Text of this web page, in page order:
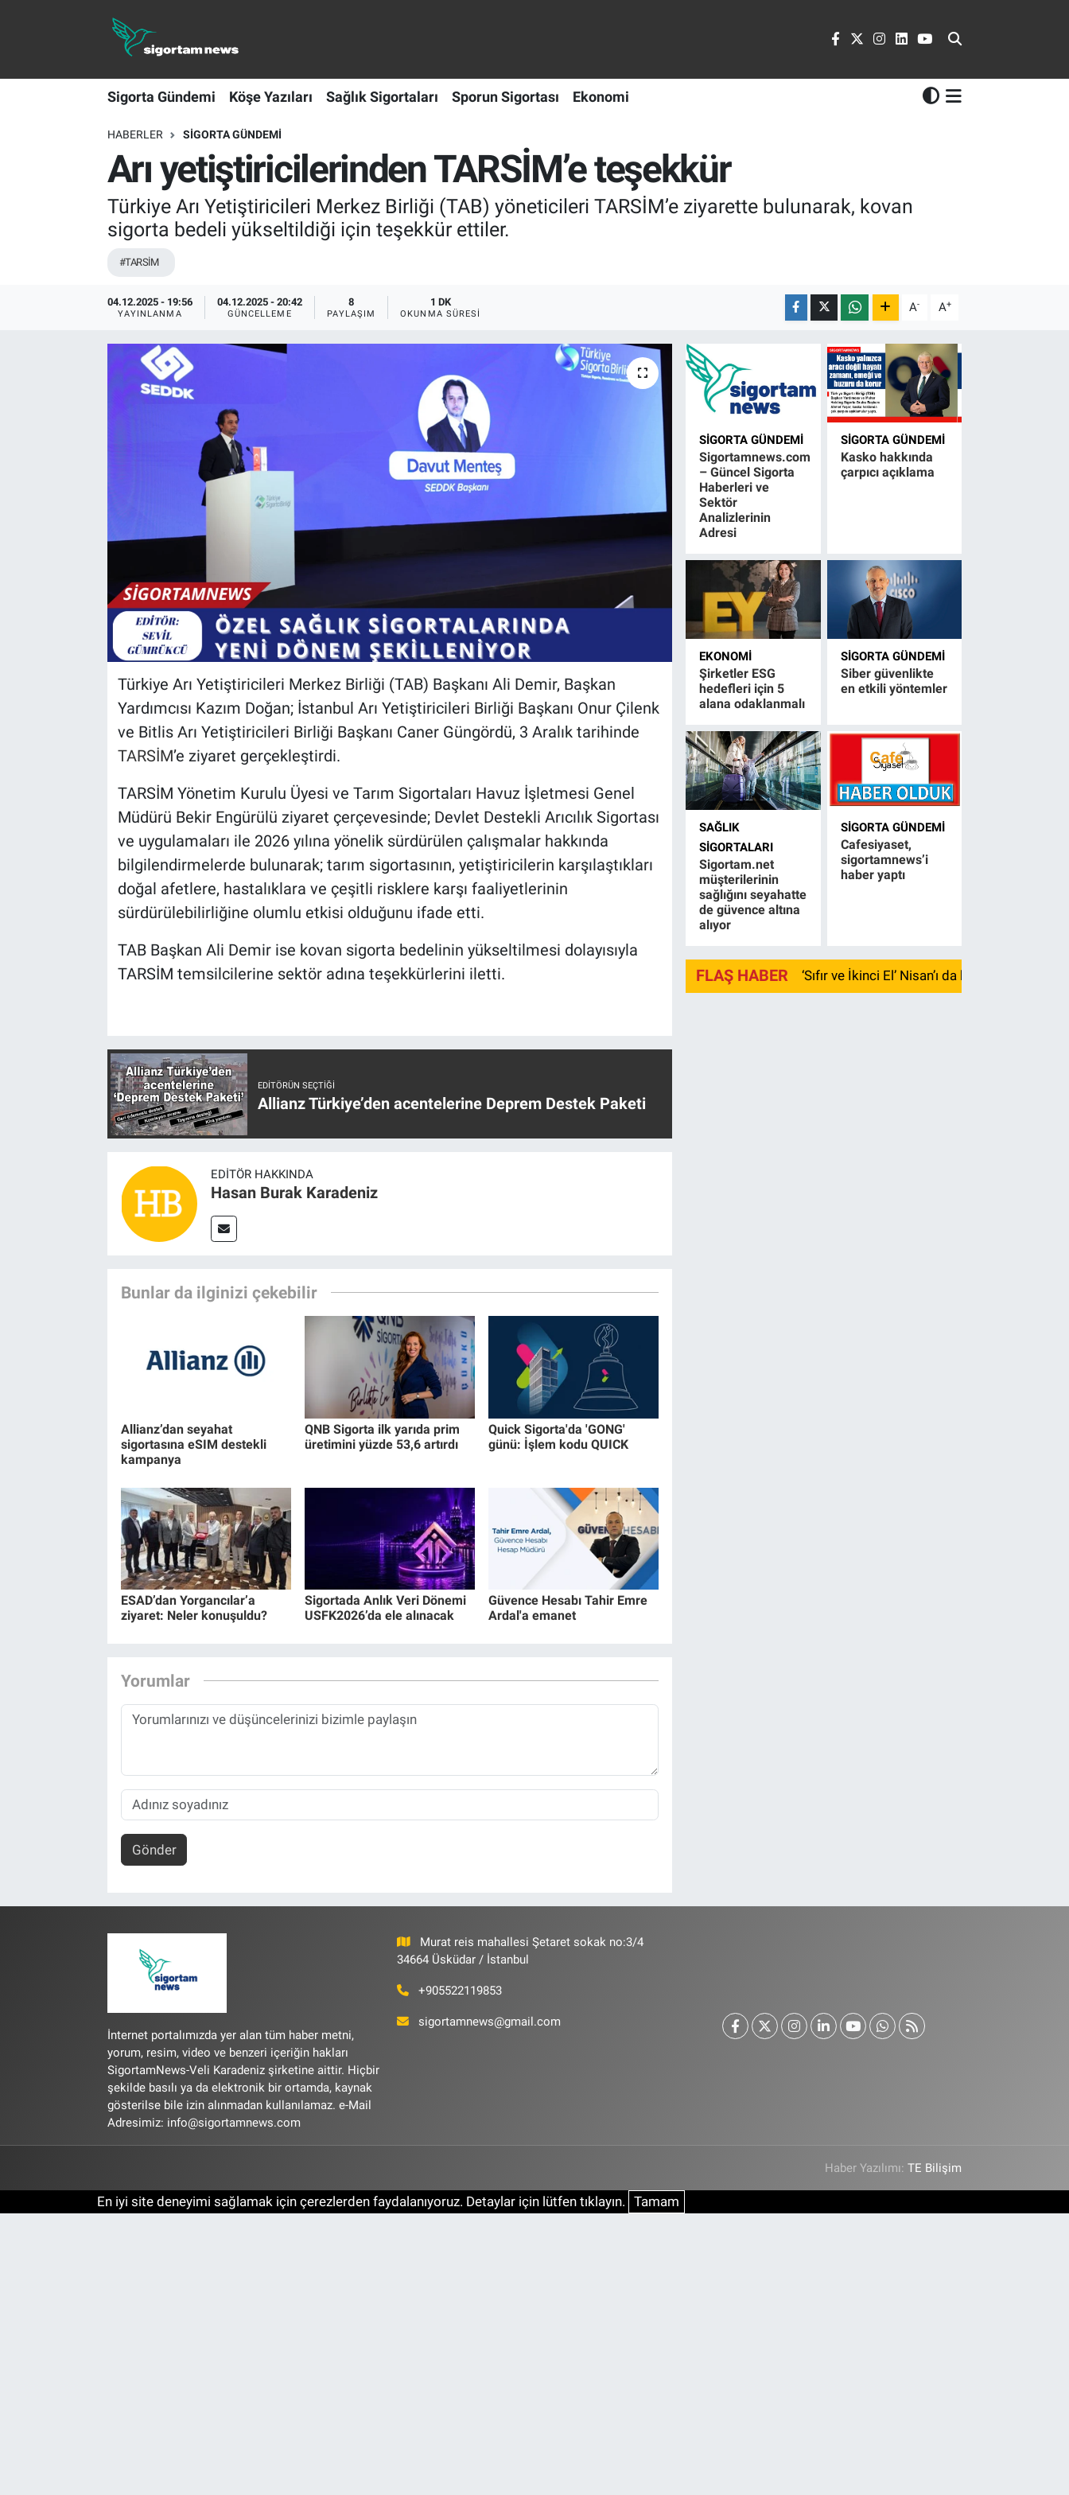
Sigorta Gündemi Köşe Yazıları Sağlık Sigortaları Sporun Sigortası Ekonomi
HABERLER SIGORTA GÜNDEMI
Arı yetiştiricilerinden TARSİM’e teşekkür
Türkiye Arı Yetiştiricileri Merkez Birliği (TAB) yöneticileri TARSİM’e ziyarette bulunarak, kovan
sigorta bedeli yükseltildiği için teşekkür ettiler.
#TARSİM
04.12.2025 - 19:56
YAYINLANMA
04.12.2025 - 20:42
GÜNCELLEME
8
PAYLAŞIM
1 DK
OKUNMA SÜRESI A- A+
Türkiye Arı Yetiştiricileri Merkez Birliği (TAB) Başkanı Ali Demir, Başkan
Yardımcısı Kazım Doğan; İstanbul Arı Yetiştiricileri Birliği Başkanı Onur Çilenk
ve Bitlis Arı Yetiştiricileri Birliği Başkanı Caner Güngördü, 3 Aralık tarihinde
TARSİM’e ziyaret gerçekleştirdi.
TARSİM Yönetim Kurulu Üyesi ve Tarım Sigortaları Havuz İşletmesi Genel
Müdürü Bekir Engürülü ziyaret çerçevesinde; Devlet Destekli Arıcılık Sigortası
ve uygulamaları ile 2026 yılına yönelik sürdürülen çalışmalar hakkında
bilgilendirmelerde bulunarak; tarım sigortasının, yetiştiricilerin karşılaştıkları
doğal afetlere, hastalıklara ve çeşitli risklere karşı faaliyetlerinin
sürdürülebilirliğine olumlu etkisi olduğunu ifade etti.
TAB Başkan Ali Demir ise kovan sigorta bedelinin yükseltilmesi dolayısıyla
TARSİM temsilcilerine sektör adına teşekkürlerini iletti.
EDITÖRÜN SEÇTIĞI
Allianz Türkiye’den acentelerine Deprem Destek Paketi
EDITÖR HAKKINDA
Hasan Burak Karadeniz
Bunlar da ilginizi çekebilir
Allianz’dan seyahat
sigortasına eSIM destekli
kampanya
QNB Sigorta ilk yarıda prim
üretimini yüzde 53,6 artırdı
Quick Sigorta'da 'GONG'
günü: İşlem kodu QUICK
ESAD’dan Yorgancılar’a
ziyaret: Neler konuşuldu?
Sigortada Anlık Veri Dönemi
USFK2026’da ele alınacak
Güvence Hesabı Tahir Emre
Ardal'a emanet
Yorumlar
Gönder
SIGORTA GÜNDEMI
Sigortamnews.com
– Güncel Sigorta
Haberleri ve
Sektör
Analizlerinin
Adresi
SIGORTA GÜNDEMI
Kasko hakkında
çarpıcı açıklama
EKONOMI
Şirketler ESG
hedefleri için 5
alana odaklanmalı
SIGORTA GÜNDEMI
Siber güvenlikte
en etkili yöntemler
SAĞLIK
SIGORTALARI
Sigortam.net
müşterilerinin
sağlığını seyahatte
de güvence altına
alıyor
SIGORTA GÜNDEMI
Cafesiyaset,
sigortamnews’i
haber yaptı
FLAŞ HABER ‘Sıfır ve İkinci El’ Nisan’ı da kayıpla kapadı
İnternet portalımızda yer alan tüm haber metni,
yorum, resim, video ve benzeri içeriğin hakları
SigortamNews-Veli Karadeniz şirketine aittir. Hiçbir
şekilde basılı ya da elektronik bir ortamda, kaynak
gösterilse bile izin alınmadan kullanılamaz. e-Mail
Adresimiz: info@sigortamnews.com
Murat reis mahallesi Şetaret sokak no:3/4
34664 Üsküdar / İstanbul
+905522119853
sigortamnews@gmail.com
Haber Yazılımı:TE Bilişim
En iyi site deneyimi sağlamak için çerezlerden faydalanıyoruz. Detaylar için lütfen tıklayın. Tamam
Sigorta Gündemi
Köşe Yazıları
Sağlık Sigortaları
Sporun Sigortası